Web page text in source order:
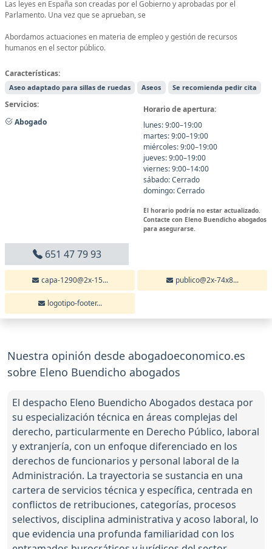
Las leyes en España son creadas por el Gobierno y aprobadas por el
Parlamento. Una vez que se aprueban, se
Abordamos actuaciones en materia de empleo y gestión de recursos
humanos en el sector público.
Características:
Aseo adaptado para sillas de ruedas Aseos Se recomienda pedir cita
Servicios:
Abogado
Horario de apertura:
lunes: 9:00–19:00
martes: 9:00–19:00
miércoles: 9:00–19:00
jueves: 9:00–19:00
viernes: 9:00–14:00
sábado: Cerrado
domingo: Cerrado
El horario podría no estar actualizado.
Contacte con Eleno Buendicho abogados
para asegurarse.
651 47 79 93
capa-1290@2x-15... publico@2x-74x8...
logotipo-footer...
Nuestra opinión desde abogadoeconomico.es
sobre Eleno Buendicho abogados
El despacho Eleno Buendicho Abogados destaca por
su especialización técnica en áreas complejas del
derecho, particularmente en Derecho Público, laboral
y extranjería, con un enfoque diferenciado en los
derechos de funcionarios y personal laboral de la
Administración. La trayectoria se sustancia en una
cartera de servicios técnica y específica, centrada en
conflictos de retribuciones, categorías, procesos
selectivos, disciplina administrativa y acoso laboral, lo
que evidencia una profunda familiaridad con los